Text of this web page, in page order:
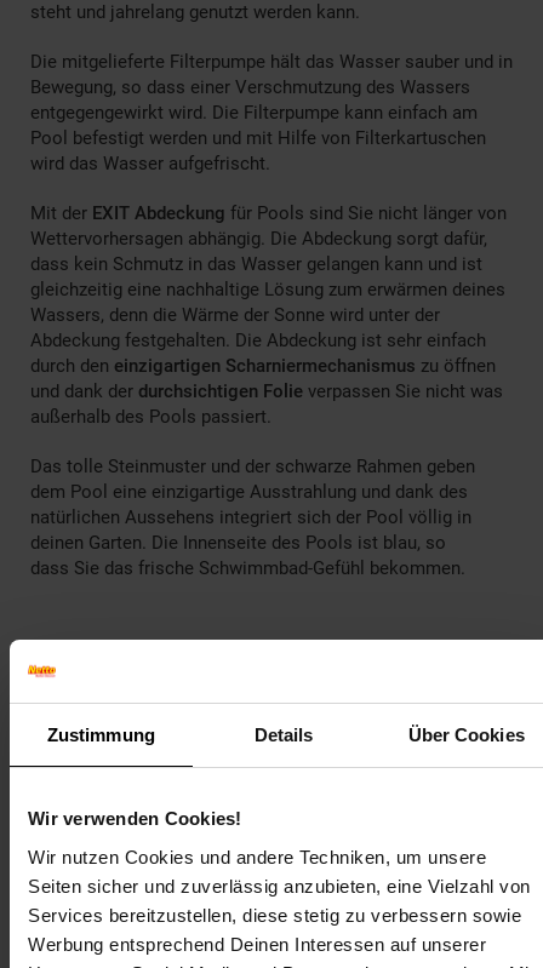
Zustimmung Details Über Cookies
Wir verwenden Cookies!
Wir nutzen Cookies und andere Techniken, um unsere
Seiten sicher und zuverlässig anzubieten, eine Vielzahl von
Services bereitzustellen, diese stetig zu verbessern sowie
Werbung entsprechend Deinen Interessen auf unserer
steht und jahrelang genutzt werden kann.
Die mitgelieferte Filterpumpe hält das Wasser sauber und in
Bewegung, so dass einer Verschmutzung des Wassers
entgegengewirkt wird. Die Filterpumpe kann einfach am
Pool befestigt werden und mit Hilfe von Filterkartuschen
wird das Wasser aufgefrischt.
Mit der EXIT Abdeckung für Pools sind Sie nicht länger von
Wettervorhersagen abhängig. Die Abdeckung sorgt dafür,
dass kein Schmutz in das Wasser gelangen kann und ist
gleichzeitig eine nachhaltige Lösung zum erwärmen deines
Wassers, denn die Wärme der Sonne wird unter der
Abdeckung festgehalten. Die Abdeckung ist sehr einfach
durch den einzigartigen Scharniermechanismus zu öffnen
und dank der durchsichtigen Folie verpassen Sie nicht was
außerhalb des Pools passiert.
Das tolle Steinmuster und der schwarze Rahmen geben
dem Pool eine einzigartige Ausstrahlung und dank des
natürlichen Aussehens integriert sich der Pool völlig in
deinen Garten. Die Innenseite des Pools ist blau, so
dass Sie das frische Schwimmbad-Gefühl bekommen.
Pulverbeschichteter stählener Rahmen
Starke Füße
Inkl. Filterpumpe
Inkl. Sonnendach mit Scharniermechanismus
Maße und Gewicht